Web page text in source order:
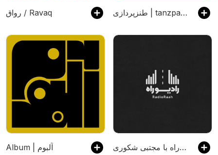
رواق / Ravaq طنزپردازی | tanzpardazi
Album | آلبوم رادیو راه با مجتبی شکوری